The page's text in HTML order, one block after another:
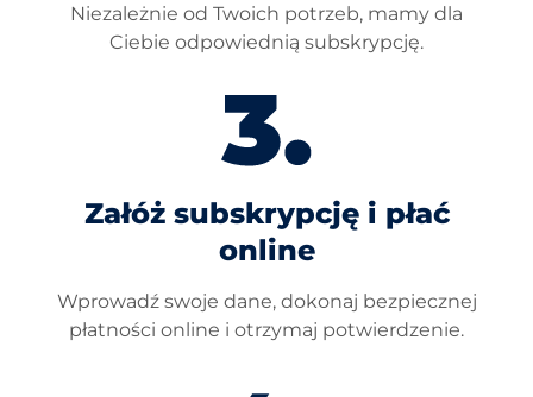
Niezależnie od Twoich potrzeb, mamy dla
Ciebie odpowiednią subskrypcję.
Załóż subskrypcję i płać
online
Wprowadź swoje dane, dokonaj bezpiecznej
płatności online i otrzymaj potwierdzenie.